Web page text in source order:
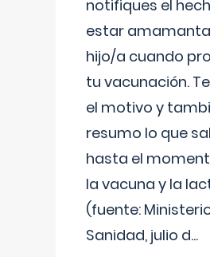
notifiques el
estar
hijo/a cuando
tu vacunación.
el motivo y
resumo lo que
hasta el
la vacuna y la
(fuente:
Sanidad, julio d...